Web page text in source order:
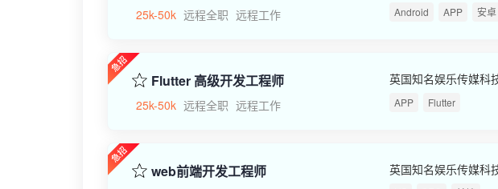
25k-50k 远程全职 远程工作 Android APP 安卓
Flutter 高级开发工程师
25k-50k 远程全职 远程工作
英国知名娱乐传媒科
APP Flutter
web前端开发工程师 英国知名娱乐传媒科